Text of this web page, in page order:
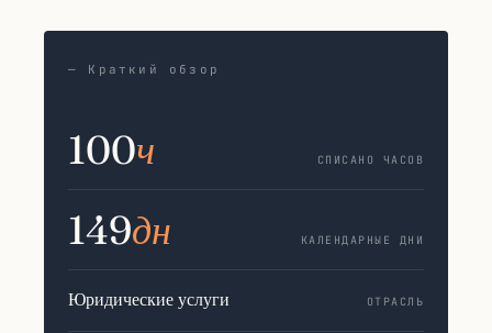
— Краткий обзор
100ч СПИСАНО ЧАСОВ
149дн КАЛЕНДАРНЫЕ ДНИ
Юридические услуги ОТРАСЛЬ